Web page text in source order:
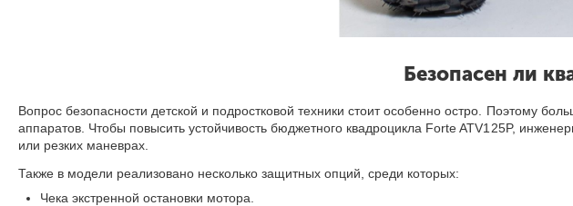
Безопасен ли
Вопрос безопасности детской и подростковой техники стоит особенно остро. Поэтому
аппаратов. Чтобы повысить устойчивость бюджетного квадроцикла Forte ATV125P,
или резких маневрах.
Также в модели реализовано несколько защитных опций, среди которых:
Чека экстренной остановки мотора.